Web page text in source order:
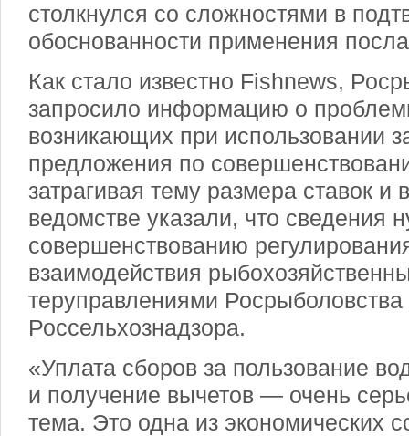
столкнулся со сложностями в
обоснованности применения
Как стало известно Fishnews,
запросило информацию о
возникающих при использовании
предложения по
затрагивая тему размера ставок и
ведомстве указали, что сведения
совершенствованию
взаимодействия
теруправлениями Росрыболовства
Россельхознадзора.
«Уплата сборов за пользование
и получение вычетов — очень
тема. Это одна из экономических